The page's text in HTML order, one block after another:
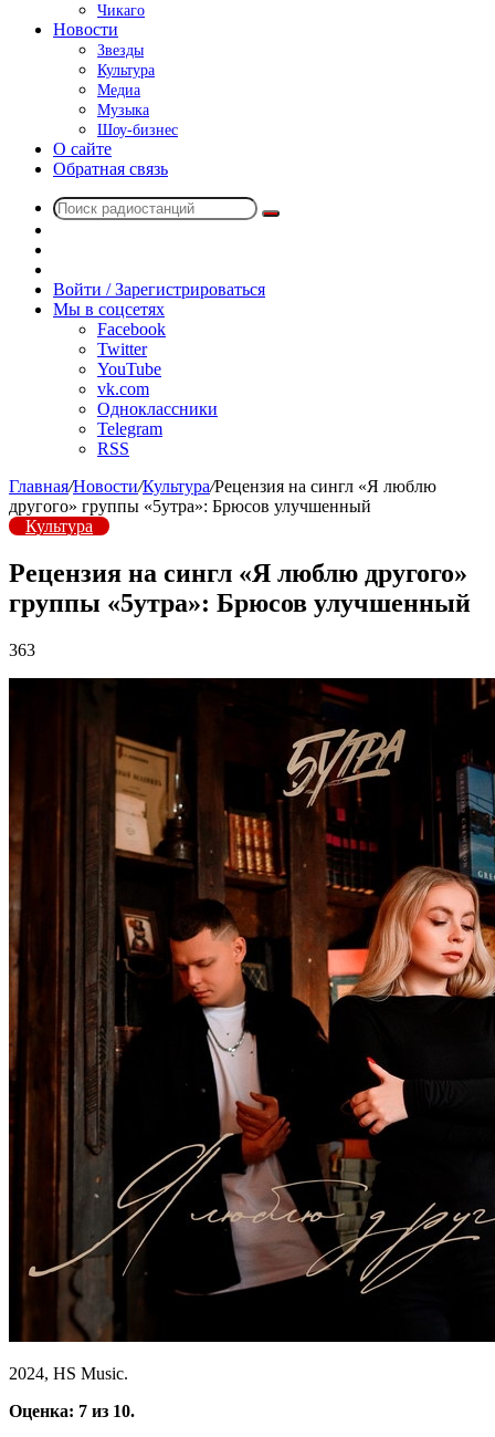
Чикаго
Новости
Звезды
Культура
Медиа
Музыка
Шоу-бизнес
О сайте
Обратная связь
Поиск
радио
Войти / Зарегистрироваться
Мы в соцсетях
Facebook
Twitter
YouTube
vk.com
Одноклассники
Telegram
RSS
Главная/Новости/Культура/Рецензия на сингл «Я люблю
другого» группы «5утра»: Брюсов улучшенный
Культура
Рецензия на сингл «Я люблю другого»
группы «5утра»: Брюсов улучшенный
363
2024, HS Music.
Оценка: 7 из 10.